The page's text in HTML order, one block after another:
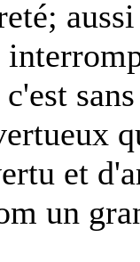
et
un